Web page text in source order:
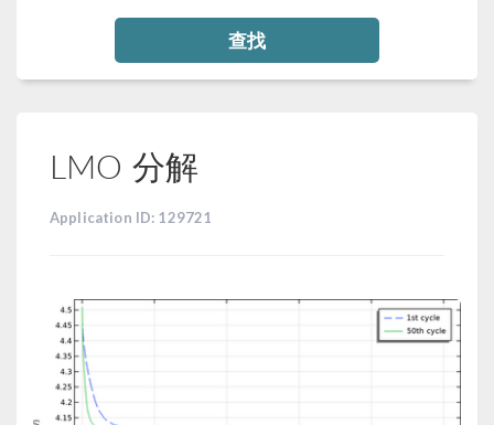
查找
LMO 分解
Application ID: 129721